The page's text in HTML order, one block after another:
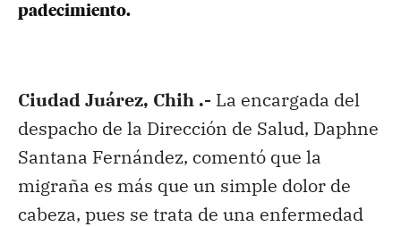
padecimiento.
Ciudad Juárez, Chih .- La encargada del
despacho de la Dirección de Salud, Daphne
Santana Fernández, comentó que la
migraña es más que un simple dolor de
cabeza, pues se trata de una enfermedad